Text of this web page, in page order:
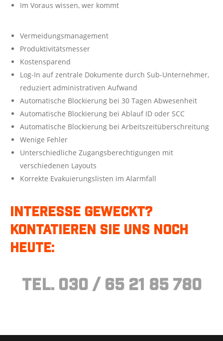
Im Voraus wissen, wer kommt
Vermeidungsmanagement
Produktivitätsmesser
Kostensparend
Log-In auf zentrale Dokumente durch Sub-Unternehmer,
reduziert administrativen Aufwand
Automatische Blockierung bei 30 Tagen Abwesenheit
Automatische Blockierung bei Ablauf ID oder SCC
Automatische Blockierung bei Arbeitszeitüberschreitung
Wenige Fehler
Unterschiedliche Zugangsberechtigungen mit
verschiedenen Layouts
Korrekte Evakuierungslisten im Alarmfall
Interesse geweckt?
Kontatieren Sie uns noch
heute:
Tel. 030 / 65 21 85 780